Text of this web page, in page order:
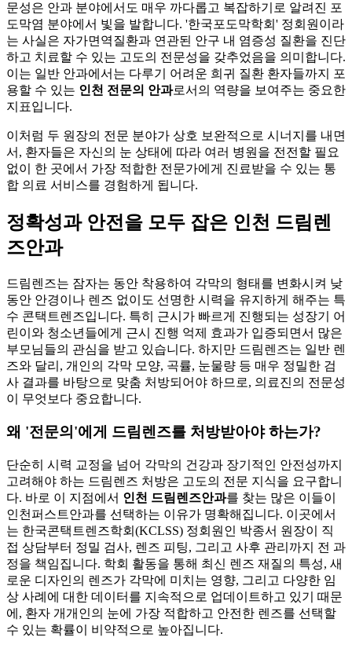
문성은 안과 분야에서도 매우 까다롭고 복잡하기로 알려진 포
도막염 분야에서 빛을 발합니다. '한국포도막학회' 정회원이라
는 사실은 자가면역질환과 연관된 안구 내 염증성 질환을 진단
하고 치료할 수 있는 고도의 전문성을 갖추었음을 의미합니다.
이는 일반 안과에서는 다루기 어려운 희귀 질환 환자들까지 포
용할 수 있는 인천 전문의 안과로서의 역량을 보여주는 중요한
지표입니다.
이처럼 두 원장의 전문 분야가 상호 보완적으로 시너지를 내면
서, 환자들은 자신의 눈 상태에 따라 여러 병원을 전전할 필요
없이 한 곳에서 가장 적합한 전문가에게 진료받을 수 있는 통
합 의료 서비스를 경험하게 됩니다.
정확성과 안전을 모두 잡은 인천 드림렌
즈안과
드림렌즈는 잠자는 동안 착용하여 각막의 형태를 변화시켜 낮
동안 안경이나 렌즈 없이도 선명한 시력을 유지하게 해주는 특
수 콘택트렌즈입니다. 특히 근시가 빠르게 진행되는 성장기 어
린이와 청소년들에게 근시 진행 억제 효과가 입증되면서 많은
부모님들의 관심을 받고 있습니다. 하지만 드림렌즈는 일반 렌
즈와 달리, 개인의 각막 모양, 곡률, 눈물량 등 매우 정밀한 검
사 결과를 바탕으로 맞춤 처방되어야 하므로, 의료진의 전문성
이 무엇보다 중요합니다.
왜 '전문의'에게 드림렌즈를 처방받아야 하는가?
단순히 시력 교정을 넘어 각막의 건강과 장기적인 안전성까지
고려해야 하는 드림렌즈 처방은 고도의 전문 지식을 요구합니
다. 바로 이 지점에서 인천 드림렌즈안과를 찾는 많은 이들이
인천퍼스트안과를 선택하는 이유가 명확해집니다. 이곳에서
는 한국콘택트렌즈학회(KCLSS) 정회원인 박종서 원장이 직
접 상담부터 정밀 검사, 렌즈 피팅, 그리고 사후 관리까지 전 과
정을 책임집니다. 학회 활동을 통해 최신 렌즈 재질의 특성, 새
로운 디자인의 렌즈가 각막에 미치는 영향, 그리고 다양한 임
상 사례에 대한 데이터를 지속적으로 업데이트하고 있기 때문
에, 환자 개개인의 눈에 가장 적합하고 안전한 렌즈를 선택할
수 있는 확률이 비약적으로 높아집니다.